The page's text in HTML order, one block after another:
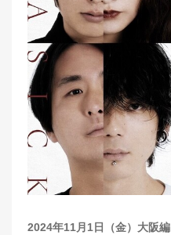
2024年11月1日（金）大阪編